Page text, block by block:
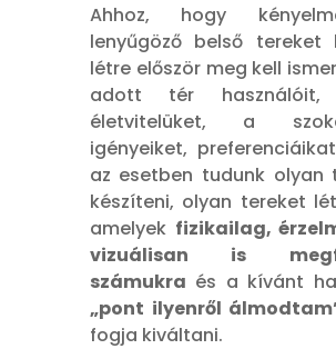
Ahhoz, hogy
lenyűgöző belső tereket
létre először meg kell
adott tér
életvitelüket, a
igényeiket,
az esetben tudunk olyan
készíteni, olyan tereket
amelyek fizikailag,
vizuálisan is
számukra és a kívánt
„pont ilyenről
fogja kiváltani.